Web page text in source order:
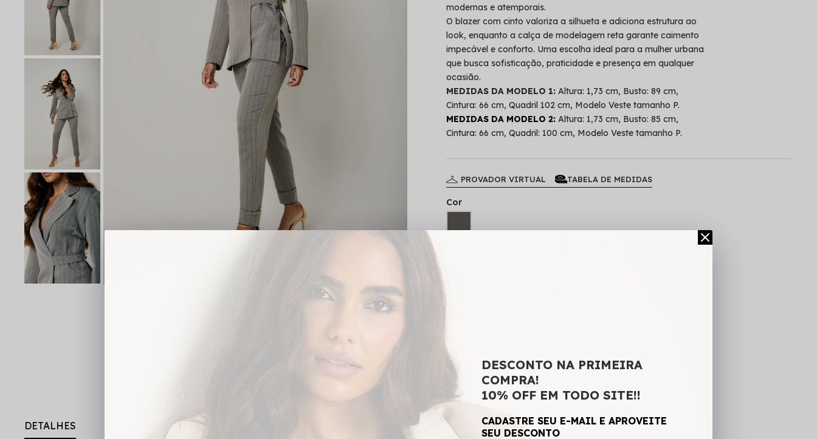
modernas e atemporais.
O blazer com cinto valoriza a silhueta e adiciona estrutura ao
look, enquanto a calça de modelagem reta garante caimento
impecável e conforto. Uma escolha ideal para a mulher urbana
que busca sofisticação, praticidade e presença em qualquer
ocasião.
MEDIDAS DA MODELO 1: Altura: 1,73 cm, Busto: 89 cm,
Cintura: 66 cm, Quadril 102 cm, Modelo Veste tamanho P.
MEDIDAS DA MODELO 2: Altura: 1,73 cm, Busto: 85 cm,
Cintura: 66 cm, Quadril: 100 cm, Modelo Veste tamanho P.
PROVADOR VIRTUAL TABELA DE MEDIDAS
Cor
SKU: 1333
DETALHES
DESCONTO NA PRIMEIRA
COMPRA!
10% OFF EM TODO SITE!!
CADASTRE SEU E-MAIL E APROVEITE
SEU DESCONTO